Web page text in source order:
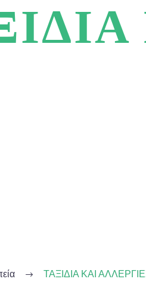
ΤΑΞΙΔΙΑ ΚΑΙ